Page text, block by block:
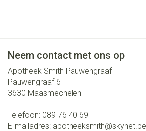
Neem contact met ons op
Apotheek Smith Pauwengraaf
Pauwengraaf 6
3630 Maasmechelen
Telefoon: 089 76 40 69
E-mailadres: apotheeksmith@skynet.be